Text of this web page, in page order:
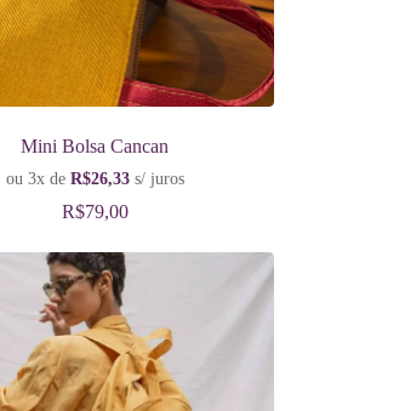
Mini Bolsa Cancan
ou 3x de R$26,33 s/ juros
R$79,00